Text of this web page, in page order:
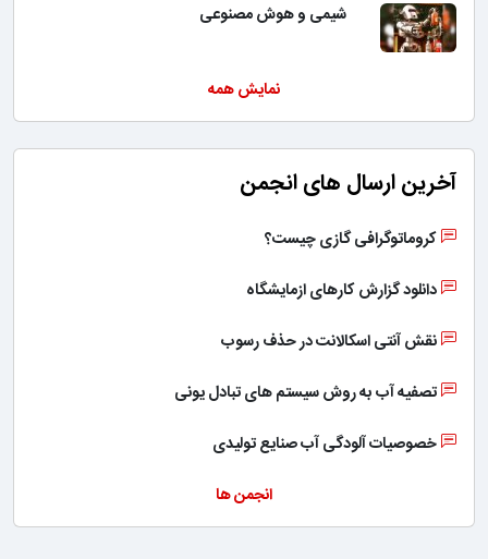
شیمی و هوش مصنوعی
نمایش همه
آخرین ارسال های انجمن
کروماتوگرافی گازی چیست؟
دانلود گزارش کارهای ازمایشگاه
نقش آنتی اسکالانت در حذف رسوب
تصفیه آب به روش سیستم های تبادل یونی
خصوصیات آلودگی آب صنایع تولیدی
انجمن ها